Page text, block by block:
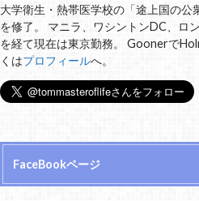
大学衛生・熱帯医学校の「途上国の公
を修了。 マニラ、ワシントンDC、ロ
を経て現在は東京勤務。 Goonerで
くはプロフィールへ。
FaceBookページ